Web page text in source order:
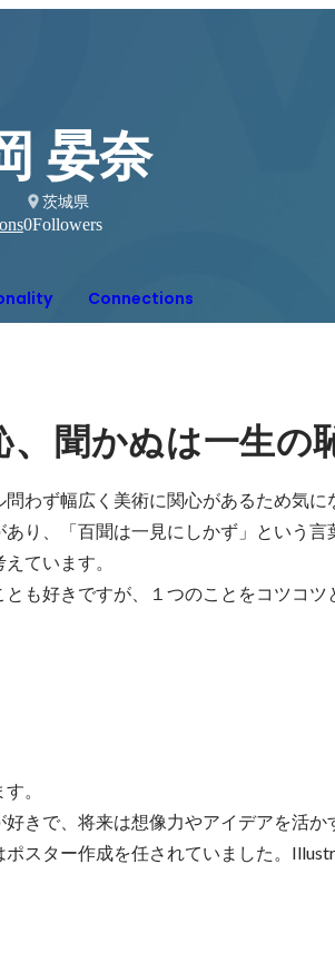
晏奈
茨城県
0Followers
Connections
、 聞かぬは一生の
わず幅広く美術に関心があるため気
り、「百聞は一見にしかず」という
ています。
も好きですが、１つのことをコツコ
。
きで、将来は想像力やアイデアを活か
スター作成を任されていました。